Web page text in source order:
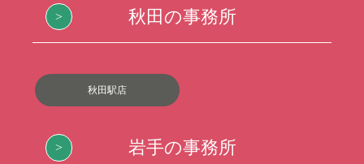
秋田の事務所
秋田駅店
岩手の事務所